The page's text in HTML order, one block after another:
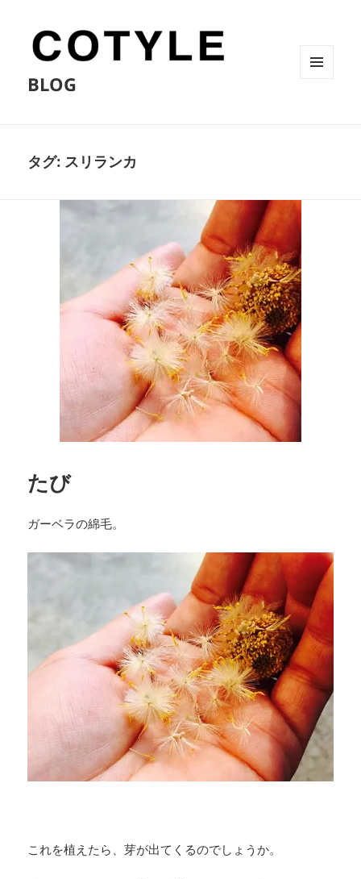
BLOG
タグ: スリランカ
たび
ガーベラの綿毛。
これを植えたら、芽が出てくるのでしょうか。